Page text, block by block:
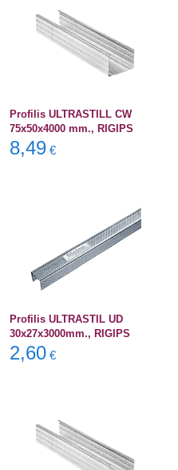
Profilis ULTRASTILL CW
75x50x4000 mm., RIGIPS
8,49 €
Profilis ULTRASTIL UD
30x27x3000mm., RIGIPS
2,60 €